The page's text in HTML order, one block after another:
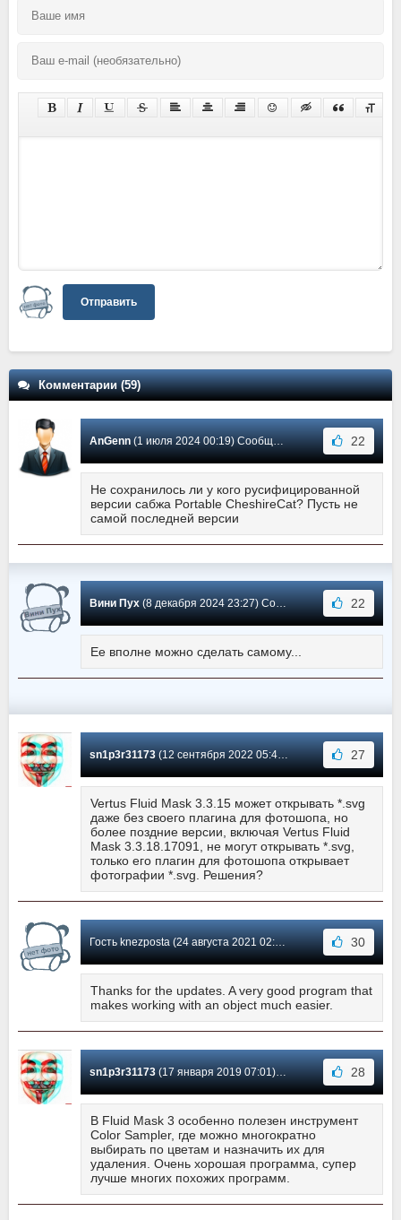
Отправить
Комментарии (59)
AnGenn(1 июля 2024 00:19) Сообщение #51 22
Не сохранилось ли у кого русифицированной
версии сабжа Portable CheshireCat? Пусть не
самой последней версии
Вини Пух(8 декабря 2024 23:27) Сообщение #50 22
Ее вполне можно сделать самому...
sn1p3r31173(12 сентября 2022 05:44) Сообщение #49 27
Vertus Fluid Mask 3.3.15 может открывать *.svg
даже без своего плагина для фотошопа, но
более поздние версии, включая Vertus Fluid
Mask 3.3.18.17091, не могут открывать *.svg,
только его плагин для фотошопа открывает
фотографии *.svg. Решения?
Гость knezposta (24 августа 2021 02:49) Сообщение #48 30
Thanks for the updates. A very good program that
makes working with an object much easier.
sn1p3r31173(17 января 2019 07:01) Сообщение #47 28
В Fluid Mask 3 особенно полезен инструмент
Color Sampler, где можно многократно
выбирать по цветам и назначить их для
удаления. Очень хорошая программа, супер
лучше многих похожих программ.